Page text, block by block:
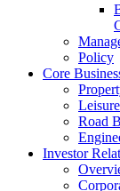
Policy
Core
Road
Investor